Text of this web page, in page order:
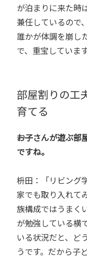
が泊まりに来た時
兼任しているので
誰かが体調を崩し
で、重宝していま
部屋割りの工
育てる
――お子さんが遊ぶ
ですね。
枡田：「リビング
家でも取り入れて
族構成ではうまく
が勉強している横
いる状況だと、ど
うです。だから子